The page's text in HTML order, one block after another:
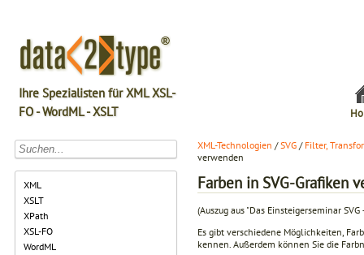
Ihre Spezialisten für XML XSL-
FO - WordML - XSLT
XML
XSLT
XPath
XSL-FO
WordML
XML-Technologien /SVG / Filter,
verwenden
Farben in SVG-Grafiken
(Auszug aus "Das Einsteigerseminar
Es gibt verschiedene Möglichkeiten,
kennen. Außerdem können Sie die